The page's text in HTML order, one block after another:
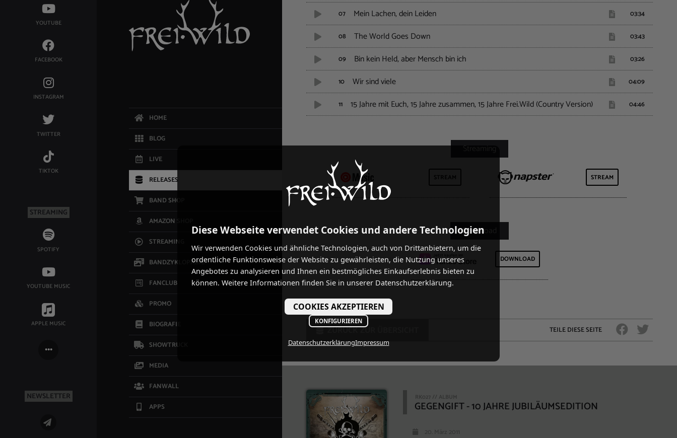
YOUTUBE
FACEBOOK
INSTAGRAM
TWITTER
TIKTOK
STREAMING
SPOTIFY
YOUTUBE MUSIC
APPLE MUSIC
NEWSLETTER
HOME
BLOG
LIVE
RELEASES
BAND SHOP
AMAZON SHOP
STREAMING
BANDZYKLOPÄDIE
FANCLUB
PROMO
BIOGRAFIE
SHOWTRUCK
MEDIA
FANWALL
APPS
07 Mein Lachen, dein Leiden 03:34
08 The World Goes Down 03:43
09 Bin kein Held, aber Mensch bin ich 03:26
10 Wir sind viele 04:09
11 15 Jahre mit Euch, 15 Jahre zusammen, 15 Jahre Frei.Wild (Country Version) 04:46
STREAM
DOWNLOAD
TEILE DIESE SEITE
ZURÜCK ZUR ÜBERSICHT
RK027 // ALBUM
GEGENGIFT - 10 JAHRE JUBILÄUMSEDITION
20. März 2011
Diese Webseite verwendet Cookies und andere Technologien
Wir verwenden Cookies und ähnliche Technologien, auch von Drittanbietern, um die
ordentliche Funktionsweise der Website zu gewährleisten, die Nutzung unseres
Angebotes zu analysieren und Ihnen ein bestmögliches Einkaufserlebnis bieten zu
können. Weitere Informationen finden Sie in unserer Datenschutzerklärung.
COOKIES AKZEPTIEREN
KONFIGURIEREN
DatenschutzerklärungImpressum